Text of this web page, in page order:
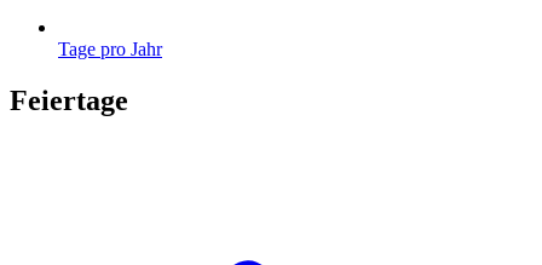
Tage pro Jahr
Feiertage